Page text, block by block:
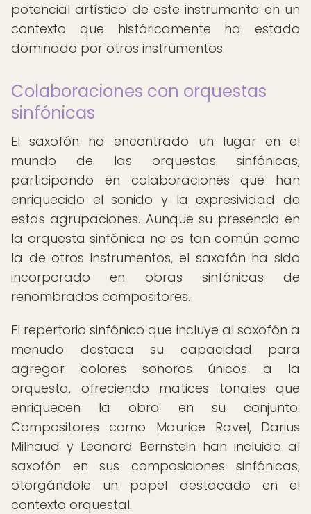
potencial artístico de este instrumento en un
contexto que históricamente ha estado
dominado por otros instrumentos.
Colaboraciones con orquestas
sinfónicas
El saxofón ha encontrado un lugar en el
mundo de las orquestas sinfónicas,
participando en colaboraciones que han
enriquecido el sonido y la expresividad de
estas agrupaciones. Aunque su presencia en
la orquesta sinfónica no es tan común como
la de otros instrumentos, el saxofón ha sido
incorporado en obras sinfónicas de
renombrados compositores.
El repertorio sinfónico que incluye al saxofón a
menudo destaca su capacidad para
agregar colores sonoros únicos a la
orquesta, ofreciendo matices tonales que
enriquecen la obra en su conjunto.
Compositores como Maurice Ravel, Darius
Milhaud y Leonard Bernstein han incluido al
saxofón en sus composiciones sinfónicas,
otorgándole un papel destacado en el
contexto orquestal.